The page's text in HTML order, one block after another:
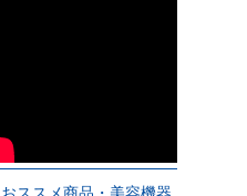
おススメ商品・美容機器